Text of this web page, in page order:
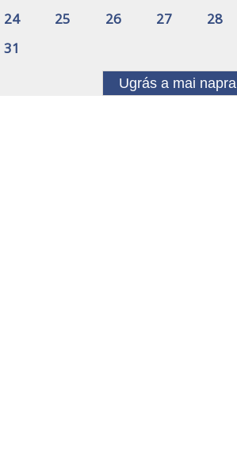
24
25 26 27 28
31
Ugrás a mai napra